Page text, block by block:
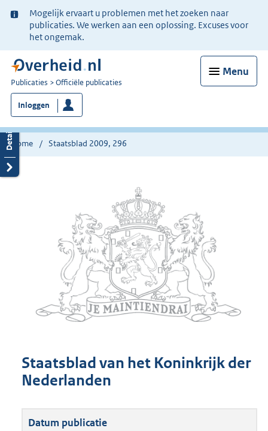
Ter
informatie:
Mogelijk ervaart u problemen met het zoeken naar
publicaties. We werken aan een oplossing. Excuses voor
het ongemak.
Menu
U
bent
nu
hier:
Publicaties Officiële publicaties
Inloggen
Home Staatsblad 2009, 296
Staatsblad van het Koninkrijk der
Nederlanden